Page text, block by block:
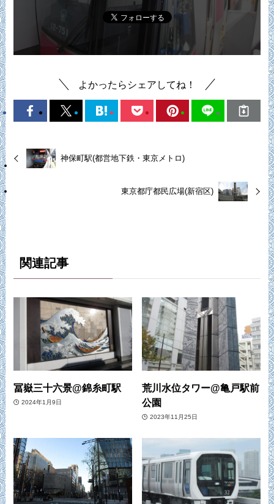
よかったらシェアしてね！
神保町駅(都営地下鉄・東京メトロ)
東京都庁都民広場(新宿区)
関連記事
冨嶽三十六景@錦糸町駅
2024年1月9日
荒川水位タワー@亀戸駅前
公園
2023年11月25日